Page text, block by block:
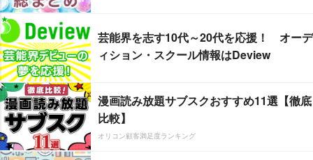
芸能界を志す10代～20代を応援！ オーデ
ィション・スクール情報はDeview
漫画読み放題サブスクおすすめ11選【徹底
比較】
オリコン顧客満足度ランキング